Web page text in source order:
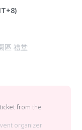
區 禮堂
from the
organizer.